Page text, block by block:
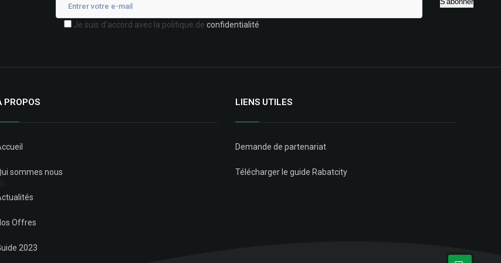
Je suis d'accord avec la politique de confidentialité
PROPOS
sommes nous
Offres
2023
LIENS UTILES
Demande de partenariat
Télécharger le guide Rabatcity